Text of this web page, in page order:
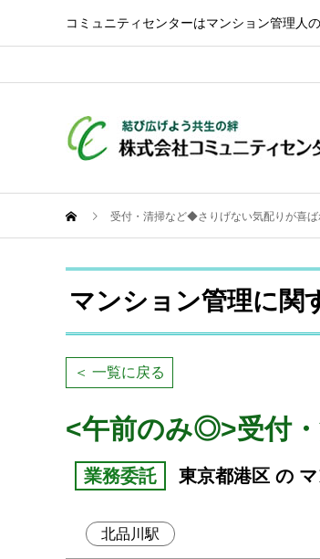
コミュニティセンターはマンション管理人
受付・清掃など◆さりげない気配りが喜ば
マンション管理に関
＜ 一覧に戻る
<午前のみ◎>受付
業務委託 東京都港区 の
北品川駅